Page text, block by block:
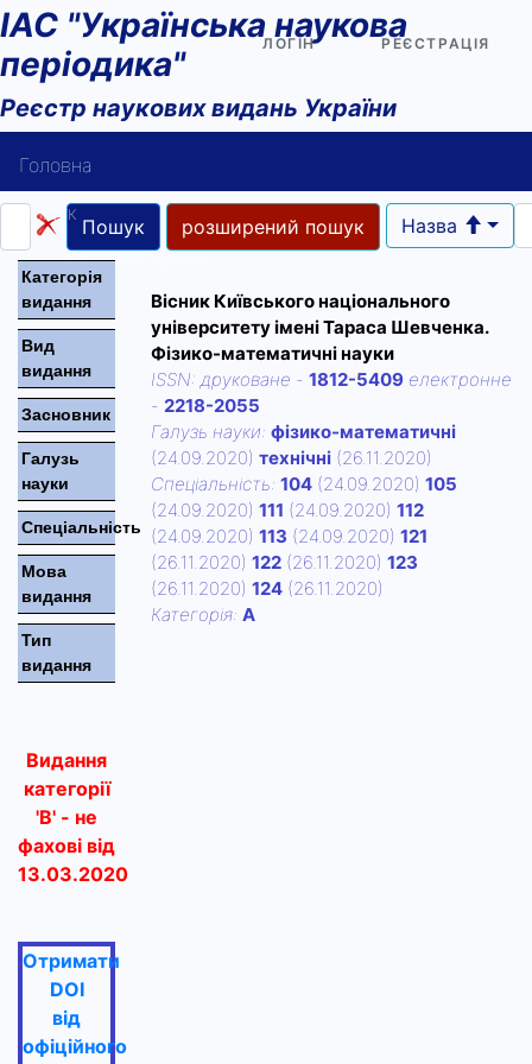
ІАС "Українська наукова
періодика"
Реєстр наукових видань України
ЛОГІН РЕЄСТРАЦІЯ
Головна
Пошук
Довідка користувача
Контакти
Пошук розширений пошук Назва
Категорiя
видання
Вид
видання
Засновник
Галузь
науки
Спецiальнiсть
Мова
видання
Тип
видання
Видання
категорії
'В' - не
фахові від
13.03.2020
Отримати
DOI
від
офіційного
Вісник Київського національного
університету імені Тараса Шевченка.
Фізико-математичні науки
ISSN: друковане - 1812-5409 електронне
- 2218-2055
Галузь науки: фізико-математичні
(24.09.2020) технічні (26.11.2020)
Спецiальнiсть: 104 (24.09.2020) 105
(24.09.2020) 111 (24.09.2020) 112
(24.09.2020) 113 (24.09.2020) 121
(26.11.2020) 122 (26.11.2020) 123
(26.11.2020) 124 (26.11.2020)
Категорiя: А